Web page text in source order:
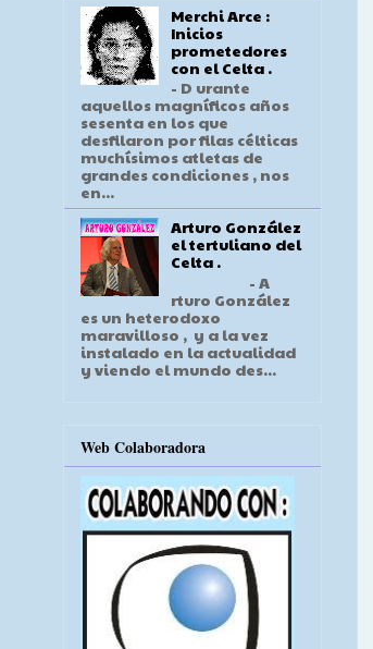
Merchi Arce :
Inicios
prometedores
con el Celta .
- D urante
aquellos magníficos años
sesenta en los que
desfilaron por filas célticas
muchísimos atletas de
grandes condiciones , nos
en...
Arturo González
el tertuliano del
Celta .
- A
rturo González
es un heterodoxo
maravilloso , y a la vez
instalado en la actualidad
y viendo el mundo des...
Web Colaboradora